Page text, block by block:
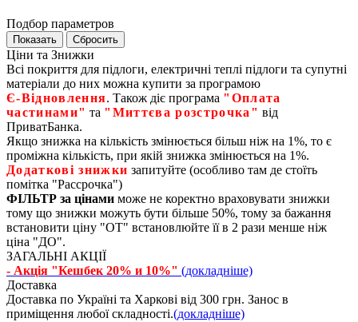
Подбор параметров
Ціни та Знижки
Всі покриття для підлоги, електричні теплі підлоги та супутні
матеріали до них можна купити за програмою
Є‑Відновлення. Також діє програма "Оплата
частинами" та "Миттєва розстрочка" від
ПриватБанка.
Якщо знижка на кількість змінюється більш ніж на 1%, то є
проміжна кількість, при якій знижка змінюється на 1%.
Додаткові знижки запитуйте (особливо там де стоїть
помітка "Рассрочка")
ФІЛЬТР за цінами може не коректно враховувати знижки
тому що знижки можуть бути більше 50%, тому за бажання
встановити ціну "ОТ" встановлюйте її в 2 рази менше ніж
ціна "ДО".
ЗАГАЛЬНІ АКЦІЇ
- Акція "Кешбек 20% и 10%" (докладніше)
Доставка
Доставка по Україні та Харкові від 300 грн. Занос в
приміщення любої складності.(докладніше)